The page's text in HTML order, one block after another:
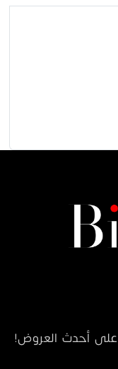
على أحدث العروض!